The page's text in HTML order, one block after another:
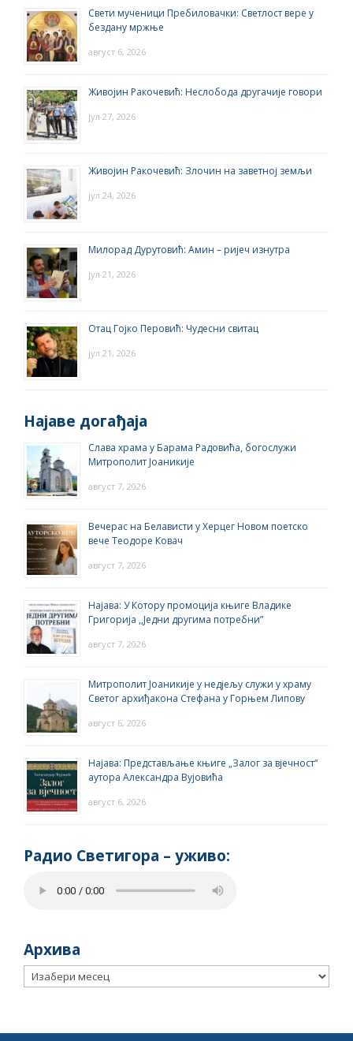
Свети мученици Пребиловачки: Светлост вере у
бездану мржње
август 6, 2026
Живојин Ракочевић: Неслобода другачије говори
јул 27, 2026
Живојин Ракочевић: Злочин на заветној земљи
јул 24, 2026
Милорад Дурутовић: Амин – ријеч изнутра
јул 21, 2026
Отац Гојко Перовић: Чудесни свитац
јул 21, 2026
Најаве догађаја
Слава храма у Барама Радовића, богослужи
Митрополит Јоаникије
август 7, 2026
Вечерас на Белависти у Херцег Новом поетско
вече Теодоре Ковач
август 7, 2026
Најава: У Котору промоција књиге Владике
Григорија ,,Једни другима потребни”
август 7, 2026
Митрополит Јоаникије у недјељу служи у храму
Светог архиђакона Стефана у Горњем Липову
август 6, 2026
Најава: Представљање књиге „Залог за вјечност“
аутора Александра Вујовића
август 6, 2026
Радио Светигора – yживо:
Архива
Архива